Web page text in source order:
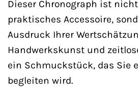
Dieser Chronograph ist
praktisches Accessoire,
Ausdruck Ihrer
Handwerkskunst und
ein Schmuckstück, das Sie
begleiten wird.